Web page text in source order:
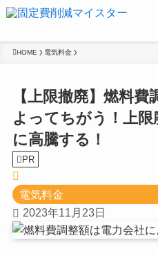
HOME 電気料金
【上限撤廃】燃料
よってちがう！上
に高騰する！
PR
電気料金
2023年11月23日